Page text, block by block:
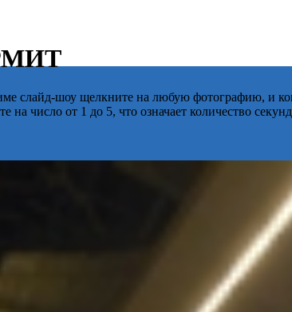
слайд-шоу щелкните на любую фотографию, и
число от 1 до 5, что означает количество